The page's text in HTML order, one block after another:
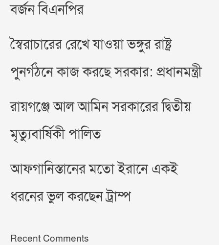
বর্জন বিএনপির
স্বৈরাচারের রেখে যাওয়া ভঙ্গুর রাষ্ট্র
পুনর্গঠনে কাজ করছে সরকার: প্রধানমন্ত্রী
রায়গঞ্জে আল আমিন সরকারের দ্বিতীয়
মৃত্যুবার্ষিকী পালিত
আফগানিস্তানের মতো ইরানে একই
ধরনের ভুল করছেন ট্রাম্প
Recent Comments